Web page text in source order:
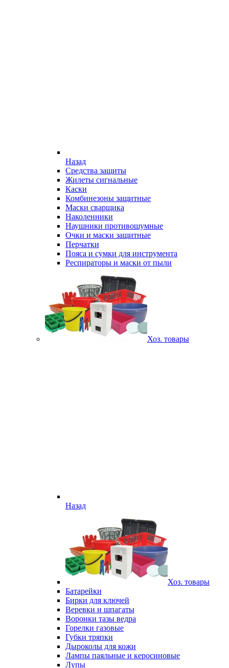
Назад
Средства защиты
Жилеты сигнальные
Каски
Комбинезоны защитные
Маски сварщика
Наколенники
Наушники противошумные
Очки и маски защитные
Перчатки
Пояса и сумки для инструмента
Респираторы и маски от пыли
Хоз. товары
Назад
Хоз. товары
Батарейки
Бирки для ключей
Веревки и шпагаты
Воронки тазы ведра
Горелки газовые
Губки тряпки
Дыроколы для кожи
Лампы паяльные и керосиновые
Лупы